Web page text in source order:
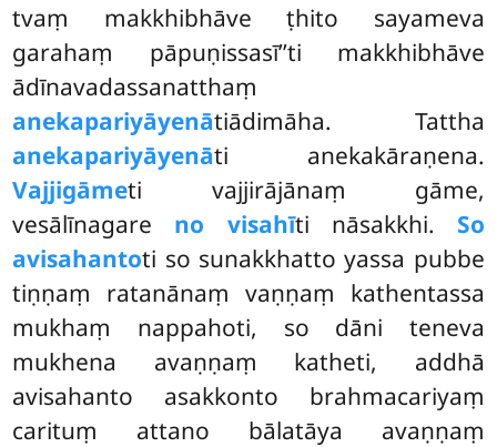
tvaṃ makkhibhāve ṭhito sayameva
garahaṃ pāpuṇissasī’’ti makkhibhāve
ādīnavadassanatthaṃ
anekapariyāyenātiādimāha. Tattha
anekapariyāyenāti anekakāraṇena.
Vajjigāmeti vajjirājānaṃ gāme,
vesālīnagare no visahīti nāsakkhi. So
avisahantoti so sunakkhatto yassa pubbe
tiṇṇaṃ ratanānaṃ vaṇṇaṃ kathentassa
mukhaṃ nappahoti, so dāni teneva
mukhena avaṇṇaṃ katheti, addhā
avisahanto asakkonto brahmacariyaṃ
carituṃ attano bālatāya avaṇṇaṃ